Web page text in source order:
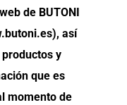
de BUTONI
), así
y
que es
momento de